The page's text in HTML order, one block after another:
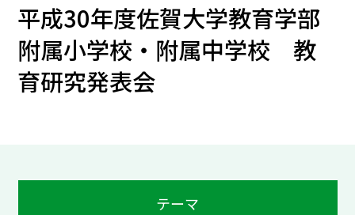
平成30年度佐賀大学教育学部
附属小学校・附属中学校 教
育研究発表会
テーマ